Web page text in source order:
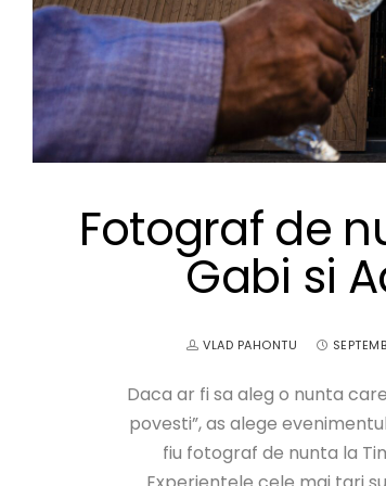
Fotograf de
Gabi si
VLAD PAHONTU
Daca ar fi sa aleg o nunta
povesti”, as alege
fiu fotograf de nunta la